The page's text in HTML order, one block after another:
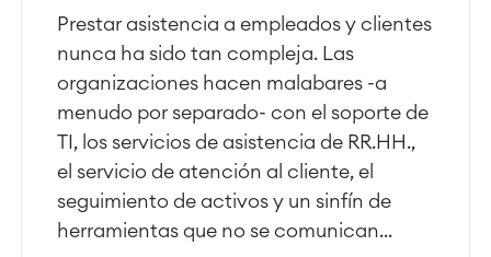
Prestar asistencia a empleados y clientes
nunca ha sido tan compleja. Las
organizaciones hacen malabares -a
menudo por separado- con el soporte de
TI, los servicios de asistencia de RR.HH.,
el servicio de atención al cliente, el
seguimiento de activos y un sinfín de
herramientas que no se comunican...